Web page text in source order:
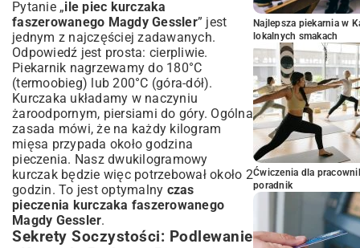
Pytanie „ile piec kurczaka
faszerowanego Magdy Gessler” jest
jednym z najczęściej zadawanych.
Odpowiedź jest prosta: cierpliwie.
Piekarnik nagrzewamy do 180°C
(termoobieg) lub 200°C (góra-dół).
Kurczaka układamy w naczyniu
żaroodpornym, piersiami do góry. Ogólna
zasada mówi, że na każdy kilogram
mięsa przypada około godzina
pieczenia. Nasz dwukilogramowy
kurczak będzie więc potrzebował około 2
godzin. To jest optymalny czas
pieczenia kurczaka faszerowanego
Magdy Gessler.
Sekrety Soczystości: Podlewanie
Najlepsza piekarnia w
lokalnych smakach
Ćwiczenia dla
poradnik